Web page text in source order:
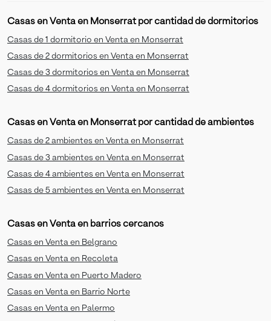
Casas en Venta en Monserrat por cantidad de dormitorios
Casas de 1 dormitorio en Venta en Monserrat
Casas de 2 dormitorios en Venta en Monserrat
Casas de 3 dormitorios en Venta en Monserrat
Casas de 4 dormitorios en Venta en Monserrat
Casas en Venta en Monserrat por cantidad de ambientes
Casas de 2 ambientes en Venta en Monserrat
Casas de 3 ambientes en Venta en Monserrat
Casas de 4 ambientes en Venta en Monserrat
Casas de 5 ambientes en Venta en Monserrat
Casas en Venta en barrios cercanos
Casas en Venta en Belgrano
Casas en Venta en Recoleta
Casas en Venta en Puerto Madero
Casas en Venta en Barrio Norte
Casas en Venta en Palermo